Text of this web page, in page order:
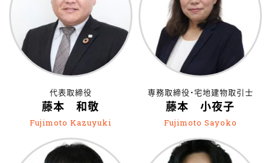
代表取締役
藤本 和敬
Fujimoto Kazuyuki
専務取締役・宅地建物取引士
藤本 小夜子
Fujimoto Sayoko